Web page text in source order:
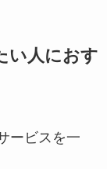
い人におす
ービスを一